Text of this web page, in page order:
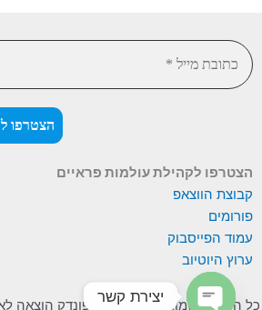
הצטרפו לקהילת עולמות פראיים
קבוצת הווצאפ
פורומים
עמוד הפייסבוק
ערוץ היוטיוב
כל הזכויות שמורות © 2026 הפונדק הוצאה לאור |
יצירת קשר